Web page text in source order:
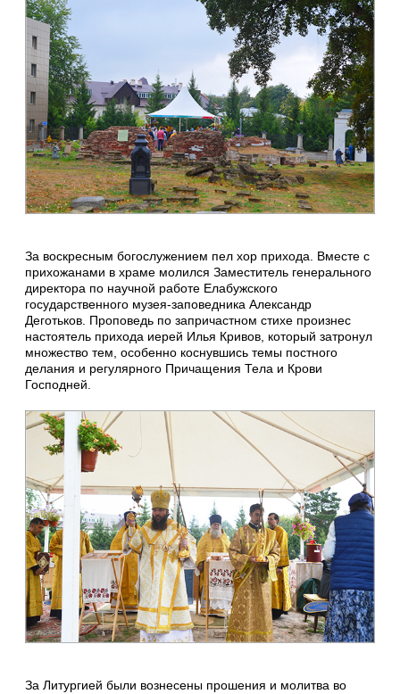
За воскресным богослужением пел хор прихода. Вместе с
прихожанами в храме молился Заместитель генерального
директора по научной работе Елабужского
государственного музея-заповедника Александр
Деготьков. Проповедь по запричастном стихе произнес
настоятель прихода иерей Илья Кривов, который затронул
множество тем, особенно коснувшись темы постного
делания и регулярного Причащения Тела и Крови
Господней.
За Литургией были вознесены прошения и молитва во